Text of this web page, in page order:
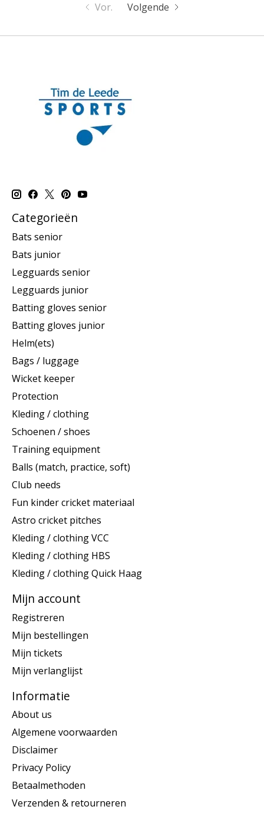
Vor. Volgende
Categorieën
Bats senior
Bats junior
Legguards senior
Legguards junior
Batting gloves senior
Batting gloves junior
Helm(ets)
Bags / luggage
Wicket keeper
Protection
Kleding / clothing
Schoenen / shoes
Training equipment
Balls (match, practice, soft)
Club needs
Fun kinder cricket materiaal
Astro cricket pitches
Kleding / clothing VCC
Kleding / clothing HBS
Kleding / clothing Quick Haag
Mijn account
Registreren
Mijn bestellingen
Mijn tickets
Mijn verlanglijst
Informatie
About us
Algemene voorwaarden
Disclaimer
Privacy Policy
Betaalmethoden
Verzenden & retourneren